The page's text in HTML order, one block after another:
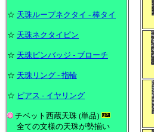
☆ 天珠ループネクタイ - 棒タイ
☆ 天珠ネクタイピン
☆ 天珠ピンバッジ - ブローチ
☆ 天珠リング - 指輪
☆ ピアス - イヤリング
チベット西蔵天珠 (単品)
全ての文様の天珠が勢揃い